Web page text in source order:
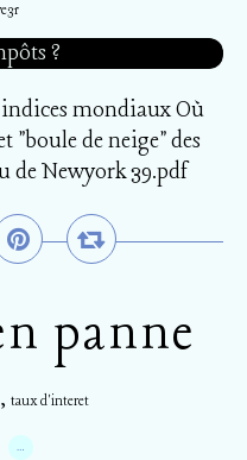
mondiaux Où
"boule de neige" des
de Newyork 39.pdf
panne
, taux d'interet
…